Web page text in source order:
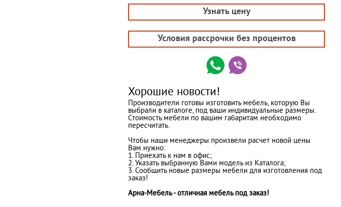
Узнать цену
Условия рассрочки без процентов
Хорошие новости!
Производители готовы изготовить мебель, которую Вы
выбрали в каталоге, под ваши индивидуальные размеры.
Стоимость мебели по вашим габаритам необходимо
пересчитать.
Чтобы наши менеджеры произвели расчет новой цены
Вам нужно:
1. Приехать к нам в офис;
2. Указать выбранную Вами модель из Каталога;
3. Сообщить новые размеры мебели для изготовления под
заказ!
Арна-Мебель - отличная мебель под заказ!